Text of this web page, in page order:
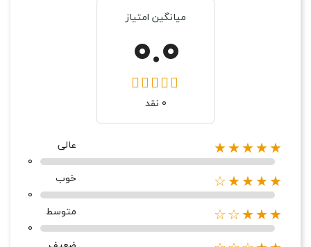
میانگین امتیاز
0.0
0 نقد
★★★★★
عالی
0
★★★★☆
خوب
0
★★★☆☆
متوسط
0